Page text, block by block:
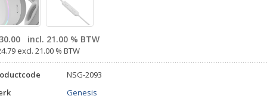
incl. 21.00 % BTW
excl. 21.00 % BTW
NSG-2093
Genesis